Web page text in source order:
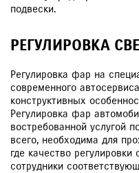
подвески.
РЕГУЛИРОВКА
Регулировка фар на
современного
конструктивных
Регулировка фар
востребованной услугой
всего, необходима для
где качество
сотрудники